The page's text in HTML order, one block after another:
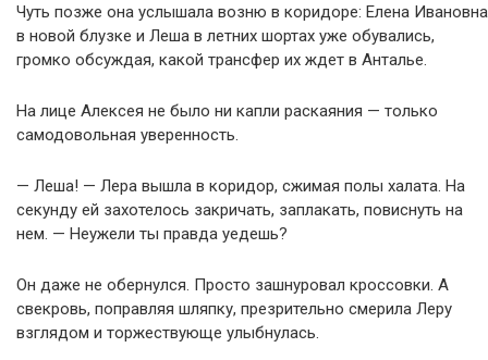
Чуть позже она услышала возню в коридоре: Елена Ивановна
в новой блузке и Леша в летних шортах уже обувались,
громко обсуждая, какой трансфер их ждет в Анталье.
На лице Алексея не было ни капли раскаяния — только
самодовольная уверенность.
— Леша! — Лера вышла в коридор, сжимая полы халата. На
секунду ей захотелось закричать, заплакать, повиснуть на
нем. — Неужели ты правда уедешь?
Он даже не обернулся. Просто зашнуровал кроссовки. А
свекровь, поправляя шляпку, презрительно смерила Леру
взглядом и торжествующе улыбнулась.